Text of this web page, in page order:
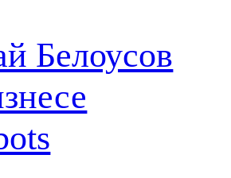
Белоусов